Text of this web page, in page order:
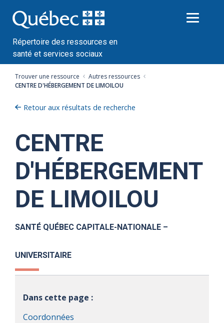
au
contenu
Répertoire des ressources en
santé et services sociaux
Trouver une ressource
Autres ressources
CENTRE D'HÉBERGEMENT DE LIMOILOU
Retour aux résultats de recherche
CENTRE
D'HÉBERGEMENT
DE LIMOILOU
SANTÉ QUÉBEC CAPITALE-NATIONALE –
UNIVERSITAIRE
Dans cette page :
Coordonnées